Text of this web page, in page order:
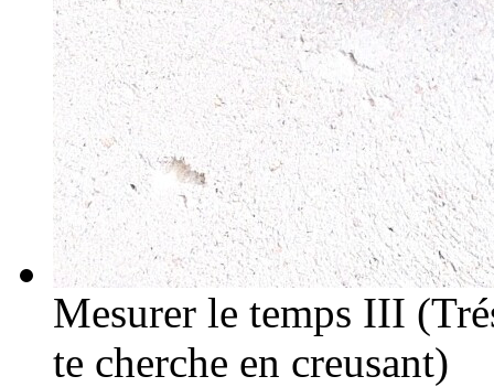
Mesurer le temps III
te cherche en creusant)